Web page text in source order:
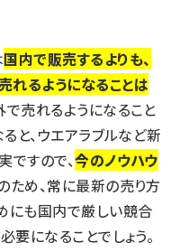
国内で販売するよりも、
るようになることは
で売れるようになること
と、ウエアラブルなど新
ですので、今のノウハウ
ため、常に最新の売り方
にも国内で厳しい競合
要になることでしょう。